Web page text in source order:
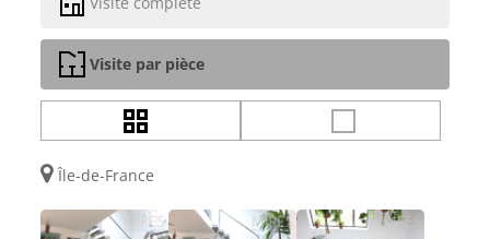
Visite par pièce
Île-de-France